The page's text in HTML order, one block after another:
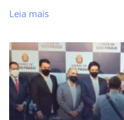
Leia mais